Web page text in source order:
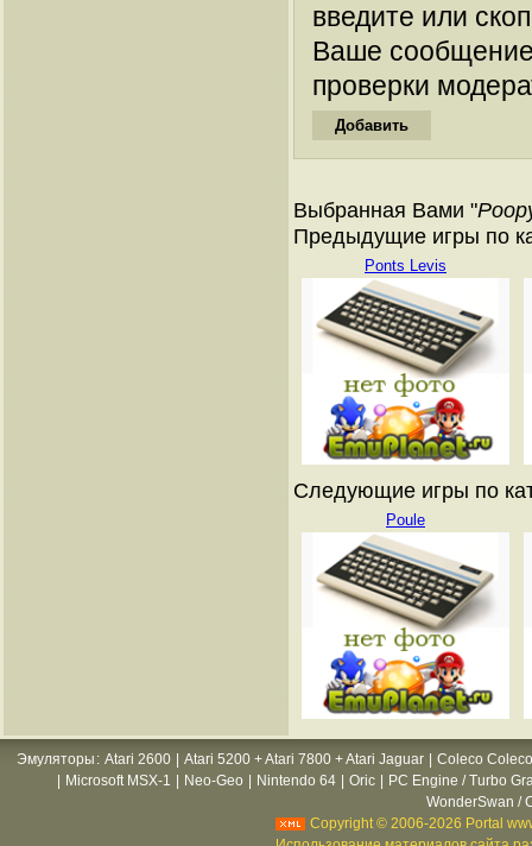
введите или
Ваше
проверки
Выбранная Вами "
Предыдущие игры по
Ponts Levis
Следующие игры по
Poule
Эмуляторы : Atari 2600 Atari 5200 + Atari 7800 + Atari Jaguar
Coleco
Microsoft MSX-1 Neo-Geo Nintendo 64 Oric
PC Engine / Turbo
WonderSwan /
Copyright © 2006-2026 Portal